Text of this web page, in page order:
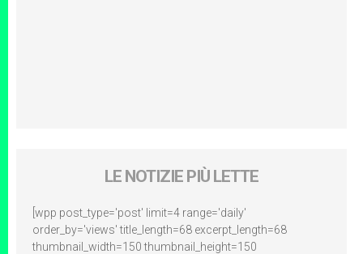
LE NOTIZIE PIÙ LETTE
[wpp post_type='post' limit=4 range='daily'
order_by='views' title_length=68 excerpt_length=68
thumbnail_width=150 thumbnail_height=150